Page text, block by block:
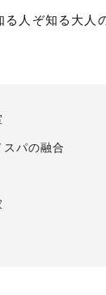
人ぞ知る大人
パの融合